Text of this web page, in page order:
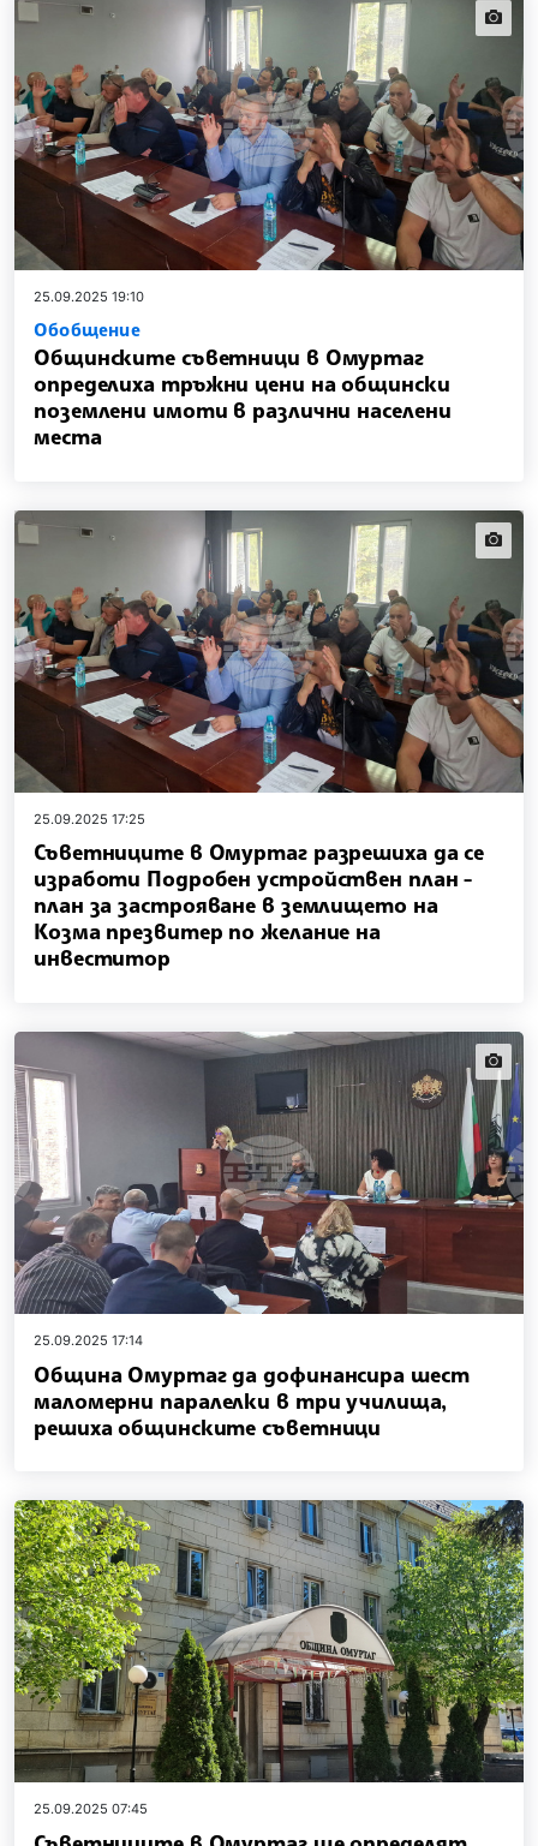
25.09.2025 19:10
Обобщение
Общинските съветници в Омуртаг
определиха тръжни цени на общински
поземлени имоти в различни населени
места
25.09.2025 17:25
Съветниците в Омуртаг разрешиха да се
изработи Подробен устройствен план -
план за застрояване в землището на
Козма презвитер по желание на
инвеститор
25.09.2025 17:14
Община Омуртаг да дофинансира шест
маломерни паралелки в три училища,
решиха общинските съветници
25.09.2025 07:45